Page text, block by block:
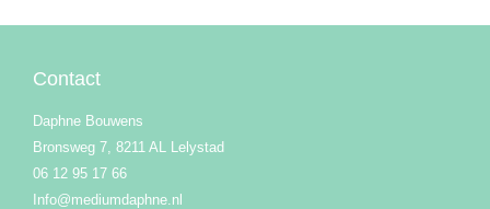
Contact
Daphne Bouwens
Bronsweg 7, 8211 AL Lelystad
06 12 95 17 66
Info@mediumdaphne.nl